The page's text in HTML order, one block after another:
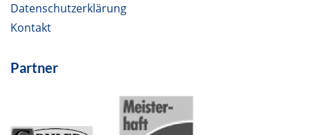
Datenschutzerklärung
Kontakt
Partner